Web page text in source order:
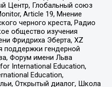
Центр, Глобальный союз
Article 19, Мнение
черного креста, Радио
общество изучения
Фридриха Эберта, XZ
поддержки гендерной
Форум имени Льва
International Education,
Education,
Открытый диалог, Школа